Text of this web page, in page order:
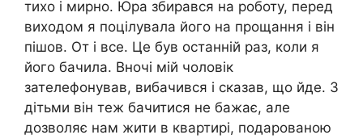
тихо і мирно. Юра збирався на роботу, перед
виходом я поцілувала його на прощання і він
пішов. От і все. Це був останній раз, коли я
його бачила. Вночі мій чоловік
зателефонував, вибачився і сказав, що йде. З
дітьми він теж бачитися не бажає, але
дозволяє нам жити в квартирі, подарованою